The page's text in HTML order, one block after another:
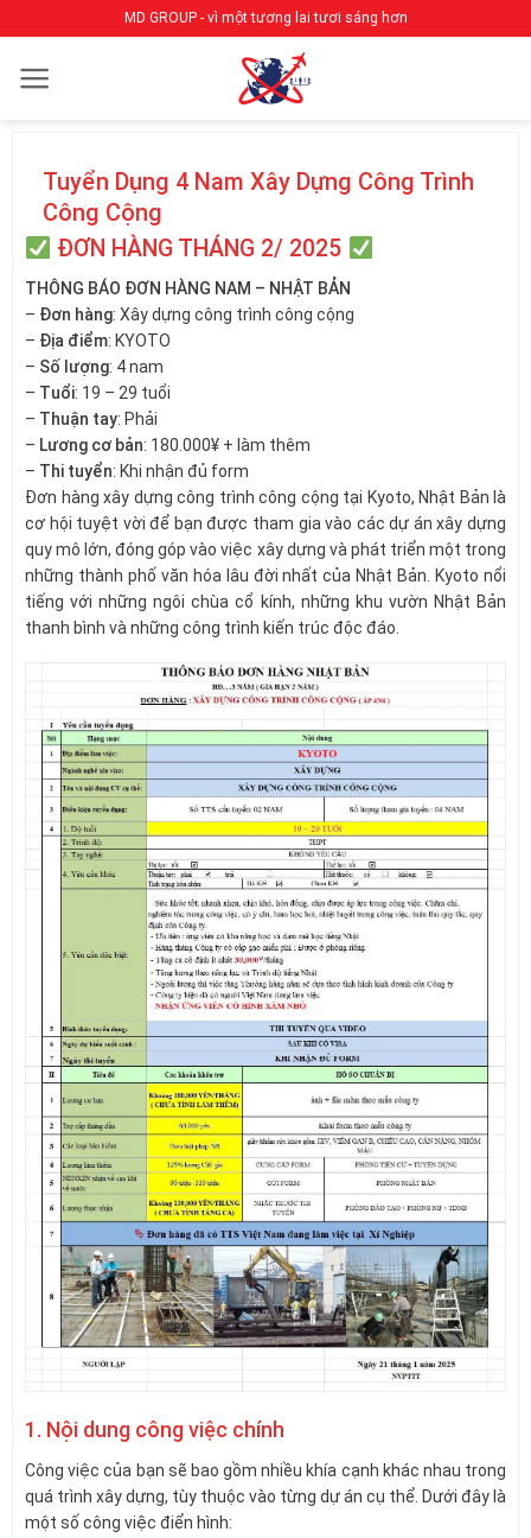
qua
nội
MD GROUP - vì một tương lai tươi sáng hơn
Tuyển Dụng 4 Nam Xây Dựng Công Trình
Công Cộng
ĐƠN HÀNG THÁNG 2/ 2025
THÔNG BÁO ĐƠN HÀNG NAM – NHẬT BẢN
– Đơn hàng: Xây dựng công trình công cộng
– Địa điểm: KYOTO
– Số lượng: 4 nam
– Tuổi: 19 – 29 tuổi
– Thuận tay: Phải
– Lương cơ bản: 180.000¥ + làm thêm
– Thi tuyển: Khi nhận đủ form
Đơn hàng xây dựng công trình công cộng tại Kyoto, Nhật Bản là
cơ hội tuyệt vời để bạn được tham gia vào các dự án xây dựng
quy mô lớn, đóng góp vào việc xây dựng và phát triển một trong
những thành phố văn hóa lâu đời nhất của Nhật Bản. Kyoto nổi
tiếng với những ngôi chùa cổ kính, những khu vườn Nhật Bản
thanh bình và những công trình kiến trúc độc đáo.
1. Nội dung công việc chính
Công việc của bạn sẽ bao gồm nhiều khía cạnh khác nhau trong
quá trình xây dựng, tùy thuộc vào từng dự án cụ thể. Dưới đây là
một số công việc điển hình: